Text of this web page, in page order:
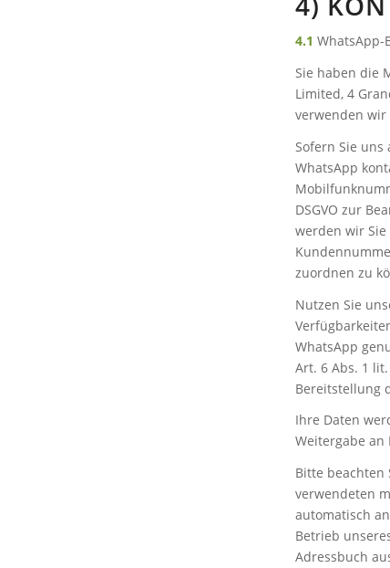
4.1 WhatsApp-
Sie haben die
Limited, 4
verwenden wir
Sofern Sie
WhatsApp
DSGVO zur
werden wir
zuordnen zu
Nutzen Sie
WhatsApp
Art. 6 Abs. 1
Bereitstellung
Ihre Daten
Weitergabe
Bitte beachten
verwendeten
automatisch
Betrieb
Adressbuch